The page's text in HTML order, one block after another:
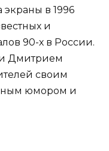
в 1996
и
90-х в России.
Дмитрием
своим
юмором и